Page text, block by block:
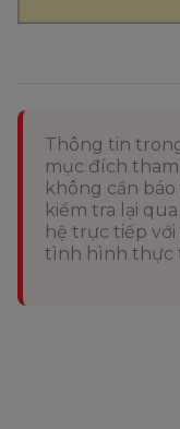
Thông tin
mục đích
không cần
kiểm tra lại
hệ trực tiếp
tình hình thực